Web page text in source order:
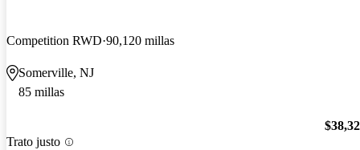
Competition RWD 90,120 millas
Somerville, NJ
85 millas
Trato justo